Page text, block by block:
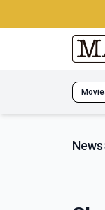
News